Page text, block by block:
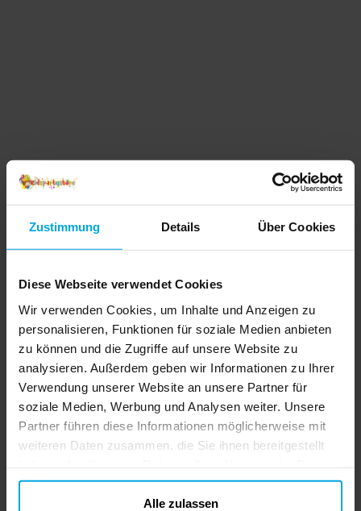
Zustimmung Details Über Cookies
Diese Webseite verwendet Cookies
Wir verwenden Cookies, um Inhalte und Anzeigen zu
personalisieren, Funktionen für soziale Medien anbieten
zu können und die Zugriffe auf unsere Website zu
analysieren. Außerdem geben wir Informationen zu Ihrer
Verwendung unserer Website an unsere Partner für
soziale Medien, Werbung und Analysen weiter. Unsere
Partner führen diese Informationen möglicherweise mit
weiteren Daten zusammen, die Sie ihnen bereitgestellt
gesammelt haben. Ihre Einwilligung können Sie jederzeit.
Alle zulassen